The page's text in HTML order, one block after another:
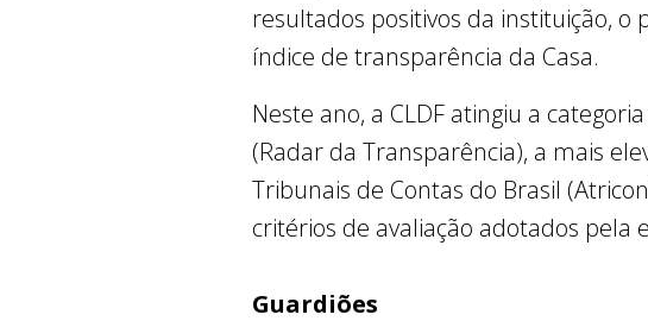
resultados positivos da instituição,
índice de transparência da Casa.
Neste ano, a CLDF atingiu a
(Radar da Transparência), a mais
Tribunais de Contas do Brasil
critérios de avaliação adotados pela
Guardiões